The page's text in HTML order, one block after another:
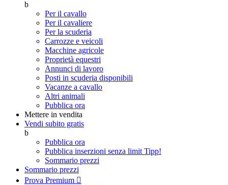
b
Per il cavallo
Per il cavaliere
Per la scuderia
Carrozze e veicoli
Macchine agricole
Proprietà equestri
Annunci di lavoro
Posti in scuderia disponibili
Vacanze a cavallo
Altri animali
Pubblica ora
Mettere in vendita
Vendi subito gratis
b
Pubblica ora
Pubblica inserzioni senza limit Tipp!
Sommario prezzi
Sommario prezzi
Prova Premium 